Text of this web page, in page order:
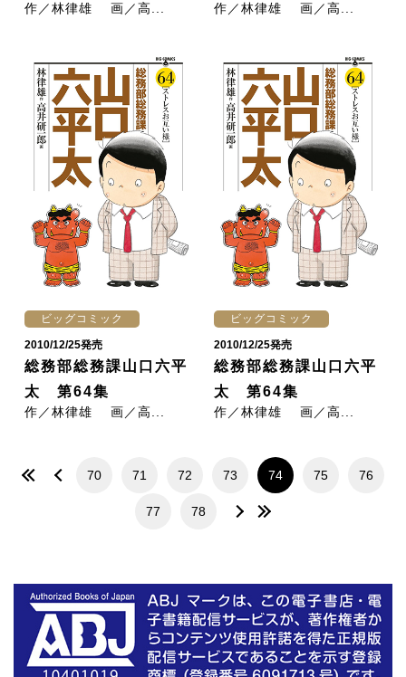
作／林律雄 画／高... 作／林律雄 画／高...
ビッグコミック
2010/12/25発売
総務部総務課山口六平
太 第64集
作／林律雄 画／高...
ビッグコミック
2010/12/25発売
総務部総務課山口六平
太 第64集
作／林律雄 画／高...
70 71 72 73 74 75 76
77 78